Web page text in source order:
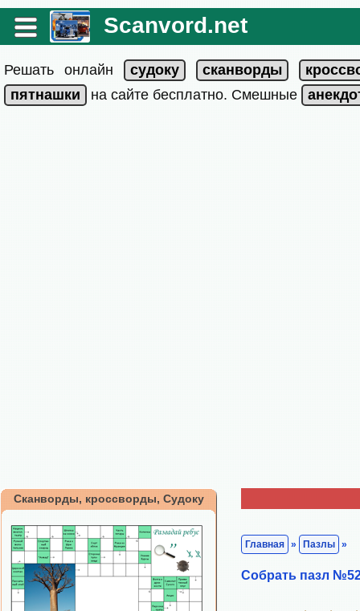
Scanvord.net
Решать онлайн
на сайте бесплатно. Смешные
Сканворды, кроссворды, Судоку
Главная » Пазлы »
Собрать пазл